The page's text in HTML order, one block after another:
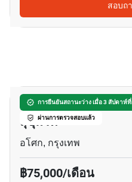
สอบถ
การยืนยันสถานะว่าง เมื่อ 3 สัปดาห์
ผ่านการตรวจสอบแล้ว
เดอะ มาสเตอร์ เซ็นเ
สุขุมวิท
อโศก, กรุงเทพ
฿75,000/เดือน